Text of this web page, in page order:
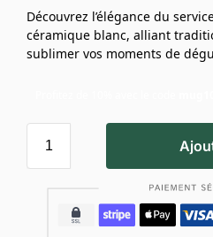
Découvrez l’élégance du
céramique blanc, alliant
sublimer vos moments de